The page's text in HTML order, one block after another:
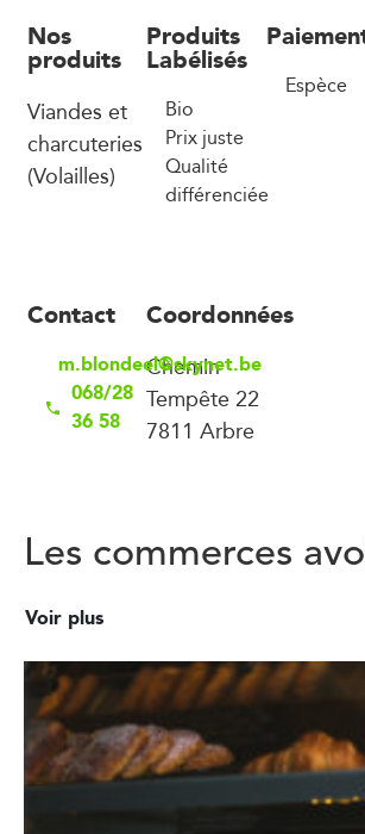
Nos
produits
Viandes et
charcuteries
(Volailles)
Produits
Labélisés
Bio
Prix juste
Qualité
différenciée
Espèce
Contact
m.blondeel@skynet.be
068/28
36 58
Coordonnées
Chemin
Tempête 22
7811 Arbre
Les commerces
Voir plus